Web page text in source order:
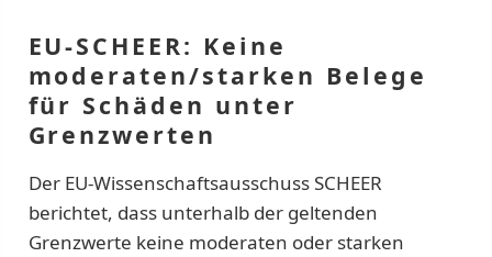
EU-SCHEER: Keine
moderaten/starken Belege
für Schäden unter
Grenzwerten
Der EU-Wissenschaftsausschuss SCHEER
berichtet, dass unterhalb der geltenden
Grenzwerte keine moderaten oder starken